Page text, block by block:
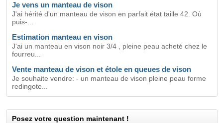
Je vens un manteau de vison
J'ai hérité d'un manteau de vison en parfait état taille 42. Où
puis-...
Estimation manteau en vison
J'ai un manteau en vison noir 3/4 , pleine peau acheté chez le
fourreu...
Vente manteau de vison et étole en queues de vison
Je souhaite vendre: - un manteau de vison pleine peau forme
redingote...
Posez votre question maintenant !